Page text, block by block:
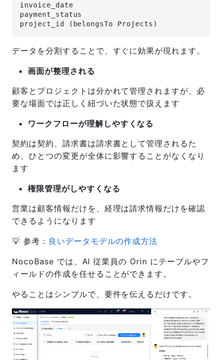
invoice_date
payment_status
project_id (belongsTo Projects)
データを分割することで、すぐに効果が現れます。
画面が整理される
顧客とプロジェクトは分かれて管理されますが、必
要な場面では正しく紐づいた状態で扱えます
ワークフローが理解しやすくなる
契約は契約、請求書は請求書として管理されるた
め、ひとつの変更が全体に影響することがなくなり
ます
権限管理がしやすくなる
営業は顧客情報だけを、経理は請求情報だけを確認
できるようになります
💡 参考： 良いデータモデルの作成方法
NocoBase では、AI 従業員の Orin にテーブルやフ
ィールドの作成を任せることができます。
やることはシンプルで、要件を伝えるだけです。